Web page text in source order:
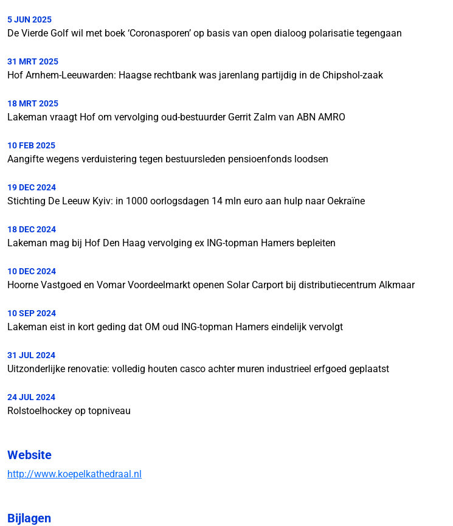
5 JUN 2025
De Vierde Golf wil met boek ‘Coronasporen’ op basis van open dialoog polarisatie tegengaan
31 MRT 2025
Hof Arnhem-Leeuwarden: Haagse rechtbank was jarenlang partijdig in de Chipshol-zaak
18 MRT 2025
Lakeman vraagt Hof om vervolging oud-bestuurder Gerrit Zalm van ABN AMRO
10 FEB 2025
Aangifte wegens verduistering tegen bestuursleden pensioenfonds loodsen
19 DEC 2024
Stichting De Leeuw Kyiv: in 1000 oorlogsdagen 14 mln euro aan hulp naar Oekraïne
18 DEC 2024
Lakeman mag bij Hof Den Haag vervolging ex ING-topman Hamers bepleiten
10 DEC 2024
Hoorne Vastgoed en Vomar Voordeelmarkt openen Solar Carport bij distributiecentrum Alkmaar
10 SEP 2024
Lakeman eist in kort geding dat OM oud ING-topman Hamers eindelijk vervolgt
31 JUL 2024
Uitzonderlijke renovatie: volledig houten casco achter muren industrieel erfgoed geplaatst
24 JUL 2024
Rolstoelhockey op topniveau
Website
http://www.koepelkathedraal.nl
Bijlagen